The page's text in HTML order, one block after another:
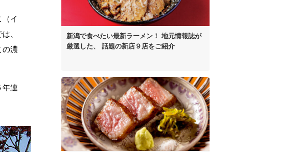
（イ
、
の濃
年連
新潟で食べたい最新ラーメン！ 地元情報誌が
厳選した、 話題の新店９店をご紹介